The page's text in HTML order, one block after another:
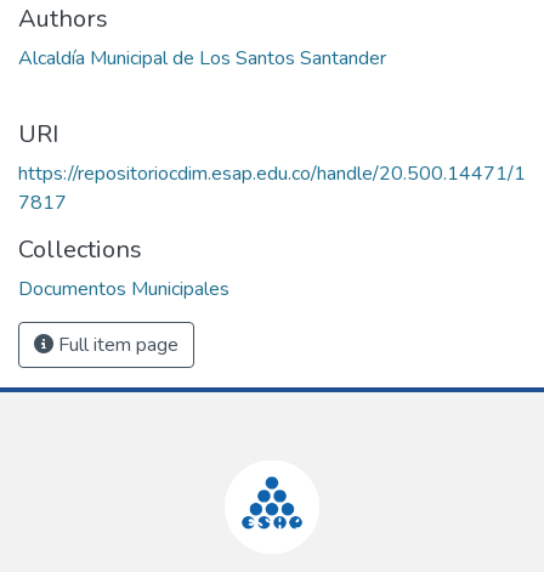
Authors
Alcaldía Municipal de Los Santos Santander
URI
https://repositoriocdim.esap.edu.co/handle/20.500.14471/1
7817
Collections
Documentos Municipales
Full item page